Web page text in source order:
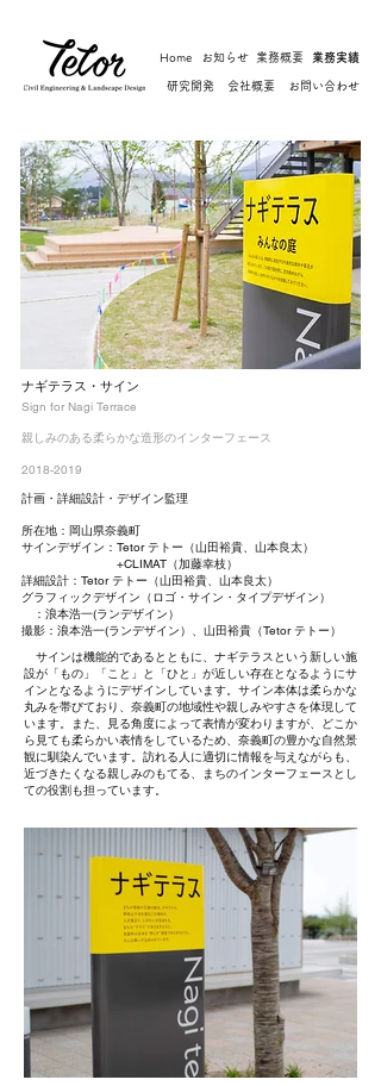
Home お知らせ 業務概要 業務実績
研究開発 会社概要 お問い合わせ
ナギテラス・サイン
Sign for Nagi Terrace
親しみのある柔らかな造形のインターフェース
2018-2019
計画・詳細設計・デザイン監理
所在地：岡山県奈義町
サインデザイン：Tetor テトー（山田裕貴、山本良太）
+CLIMAT（加藤幸枝）
詳細設計：Tetor テトー（山田裕貴、山本良太）
グラフィックデザイン（ロゴ・サイン・タイプデザイン）
：浪本浩一(ランデザイン）
撮影：浪本浩一(ランデザイン）、山田裕貴（Tetor テトー）
サインは機能的であるとともに、ナギテラスという新しい施
設が「もの」「こと」と「ひと」が近しい存在となるようにサ
インとなるようにデザインしています。サイン本体は柔らかな
丸みを帯びており、奈義町の地域性や親しみやすさを体現して
います。また、見る角度によって表情が変わりますが、どこか
ら見ても柔らかい表情をしているため、奈義町の豊かな自然景
観に馴染んでいます。訪れる人に適切に情報を与えながらも、
近づきたくなる親しみのもてる、まちのインターフェースとし
ての役割も担っています。